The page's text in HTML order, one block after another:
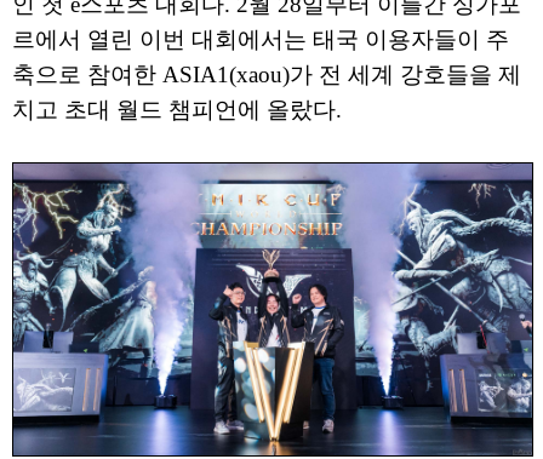
르에서 열린 이번 대회에서는 태국 이용자들이 주
축으로 참여한 ASIA1(xaou)가 전 세계 강호들을 제
치고 초대 월드 챔피언에 올랐다.